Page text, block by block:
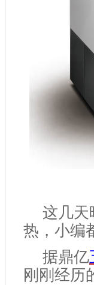
这几天
热 ， 小编
据鼎亿
刚刚经历